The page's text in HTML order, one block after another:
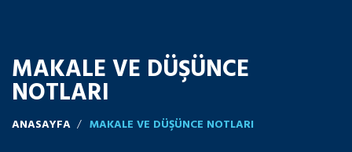
MAKALE VE DÜŞÜNCE
NOTLARI
ANASAYFA MAKALE VE DÜŞÜNCE NOTLARI